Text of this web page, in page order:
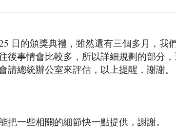
日的頒獎典禮，雖然還有三個多月，我
後事情會比較多，所以詳細規劃的部分
請總統辦公室來評估，以上提醒，謝謝。
把一些相關的細節快一點提供，謝謝。